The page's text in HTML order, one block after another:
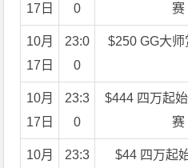
17日
0
赛
10月
17日
23:0
0
$250 GG大
10月
17日
23:3
0
$444 四万起
赛
10月
23:3
$44 四万起